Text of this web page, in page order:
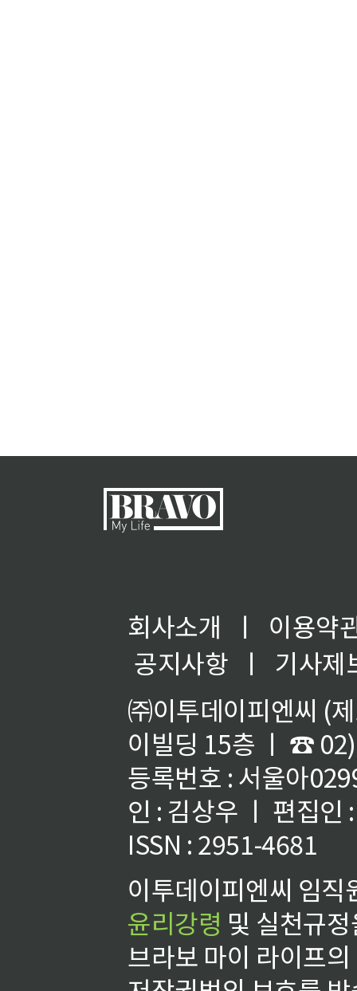
회사소개 ㅣ
이용약
공지사항
ㅣ
기사제
㈜이투데이피엔씨 (
이빌딩 15층 ㅣ ☎
등록번호 : 서울아
인 : 김상우 ㅣ 편집인
ISSN : 2951-4681
이투데이피엔씨 임
윤리강령 및 실천규
브라보 마이 라이프